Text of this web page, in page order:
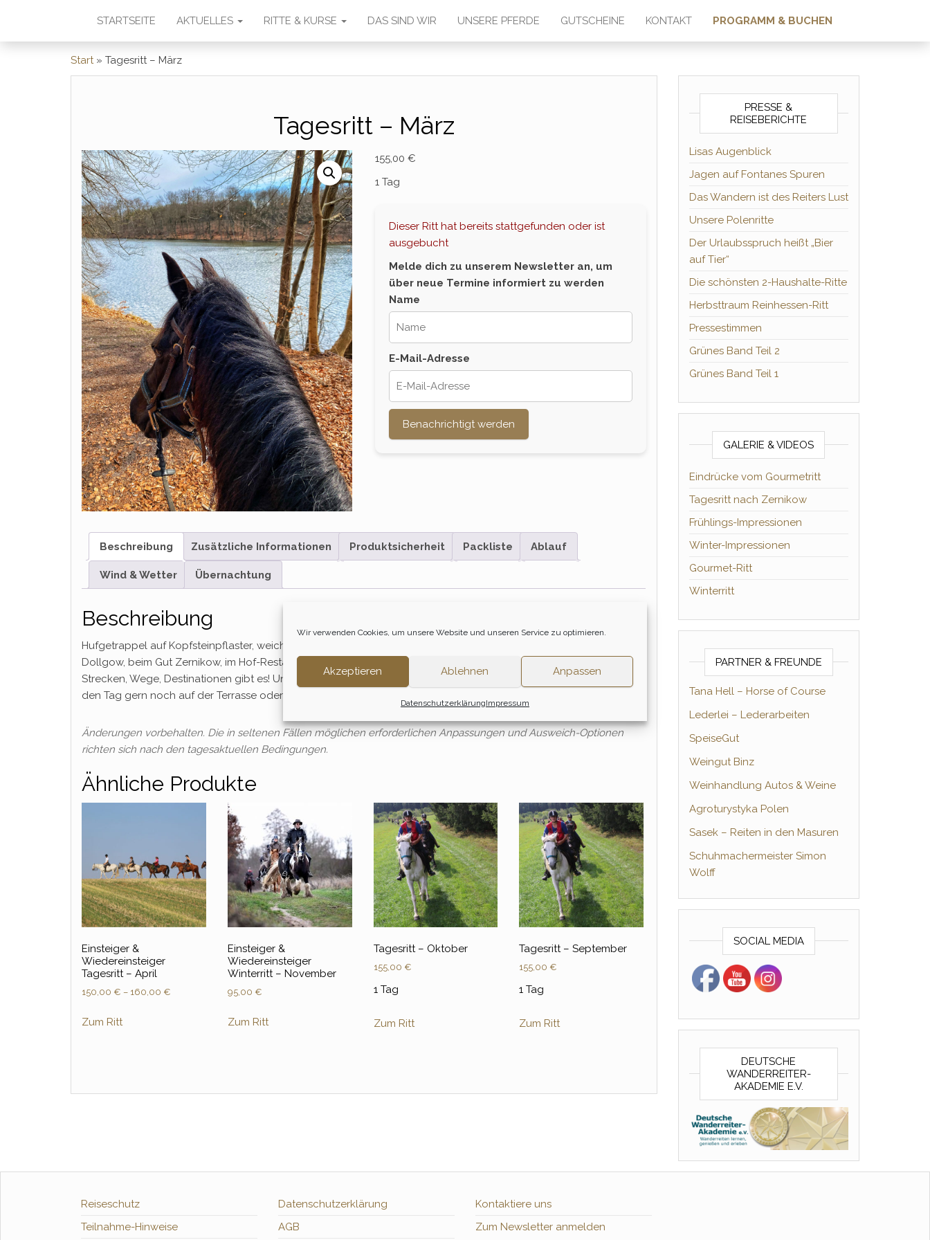
Wir verwenden Cookies, um unsere Website und unseren Service zu optimieren.
Akzeptieren Ablehnen Anpassen
DatenschutzerklärungImpressum
STARTSEITE AKTUELLES RITTE & KURSE DAS SIND WIR UNSERE PFERDE GUTSCHEINE KONTAKT PROGRAMM & BUCHEN
Start» Tagesritt – März
Tagesritt – März
155,00€
1 Tag
Dieser Ritt hat bereits stattgefunden oder ist
ausgebucht
Melde dich zu unserem Newsletter an, um
über neue Termine informiert zu werden
Name
E-Mail-Adresse
Benachrichtigt werden
Beschreibung Zusätzliche Informationen Produktsicherheit Packliste Ablauf
Wind & Wetter Übernachtung
Beschreibung
Hufgetrappel auf Kopfsteinpflaster, weiche Waldwege, schattige Alleen. Mittagsrast in Ribbeck, im Strittmatterdorf
Dollgow, beim Gut Zernikow, im Hof-Restaurant in Grossmutz, in Meseberger Dorfkrug, in Lindow … So viele schöne
Strecken, Wege, Destinationen gibt es! Und am späten Nachmittag sind wir zurück auf dem Hof. Wer möchte, kann
den Tag gern noch auf der Terrasse oder im Salon bei einem After-Riding-Drink ausklingen lassen.
Änderungen vorbehalten. Die in seltenen Fällen möglichen erforderlichen Anpassungen und Ausweich-Optionen
richten sich nach den tagesaktuellen Bedingungen.
Ähnliche Produkte
Einsteiger &
Wiedereinsteiger
Tagesritt – April
150,00 € – 160,00 €
Zum Ritt
Einsteiger &
Wiedereinsteiger
Winterritt – November
95,00 €
Zum Ritt
Tagesritt – Oktober
155,00 €
1 Tag
Zum Ritt
Tagesritt – September
155,00 €
1 Tag
Zum Ritt
PRESSE &
REISEBERICHTE
Lisas Augenblick
Jagen auf Fontanes Spuren
Das Wandern ist des Reiters Lust
Unsere Polenritte
Der Urlaubsspruch heißt „Bier
auf Tier“
Die schönsten 2-Haushalte-Ritte
Herbsttraum Reinhessen-Ritt
Pressestimmen
Grünes Band Teil 2
Grünes Band Teil 1
GALERIE & VIDEOS
Eindrücke vom Gourmetritt
Tagesritt nach Zernikow
Frühlings-Impressionen
Winter-Impressionen
Gourmet-Ritt
Winterritt
PARTNER & FREUNDE
Tana Hell – Horse of Course
Lederlei – Lederarbeiten
SpeiseGut
Weingut Binz
Weinhandlung Autos & Weine
Agroturystyka Polen
Sasek – Reiten in den Masuren
Schuhmachermeister Simon
Wolff
SOCIAL MEDIA
DEUTSCHE
WANDERREITER-
AKADEMIE E.V.
Reiseschutz
Teilnahme-Hinweise
Datenschutzerklärung
AGB
Kontaktiere uns
Zum Newsletter anmelden